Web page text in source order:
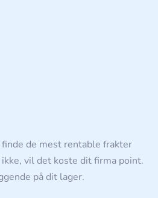
de mest rentable frakter
vil det koste dit firma point.
på dit lager.